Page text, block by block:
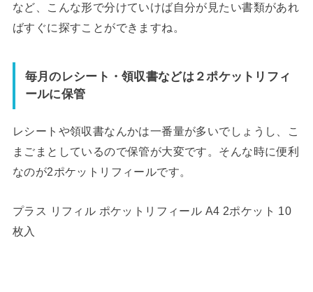
など、こんな形で分けていけば自分が見たい書類があれ
ばすぐに探すことができますね。
毎月のレシート・領収書などは２ポケットリフィ
ールに保管
レシートや領収書なんかは一番量が多いでしょうし、こ
まごまとしているので保管が大変です。そんな時に便利
なのが2ポケットリフィールです。
プラス リフィル ポケットリフィール A4 2ポケット 10
枚入